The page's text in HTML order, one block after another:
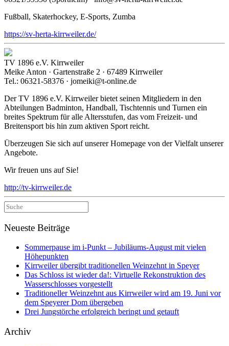
Fußball, Skaterhockey, E-Sports, Zumba
https://sv-herta-kirrweiler.de/
TV 1896 e.V. Kirrweiler
Meike Anton · Gartenstraße 2 · 67489 Kirrweiler
Tel.: 06321-58376 · jomeiki@t-online.de
Der TV 1896 e.V. Kirrweiler bietet seinen Mitgliedern in den
Abteilungen Badminton, Handball, Tischtennis und Turnen ein
breites Spektrum für alle Altersstufen, das vom Freizeit- und
Breitensport bis hin zum aktiven Sport reicht.
Überzeugen Sie sich auf unserer Homepage von der Vielfalt unserer
Angebote.
Wir freuen uns auf Sie!
http://tv-kirrweiler.de
Suche
nach:
Neueste Beiträge
Sommerpause im i-Punkt – Jubiläums-August mit vielen
Höhepunkten
Kirrweiler übergibt traditionellen Weinzehnt in Speyer
Das Schloss ist wieder da!: Virtuelle Rekonstruktion des
Wasserschlosses vorgestellt
Traditioneller Weinzehnt aus Kirrweiler wird am 19. Juni vor
dem Speyerer Dom übergeben
Drei Jungstörche erfolgreich beringt und getauft
Archiv